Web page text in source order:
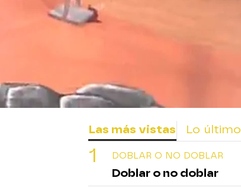
Las más vistas Lo último
DOBLAR O NO DOBLAR
Doblar o no doblar